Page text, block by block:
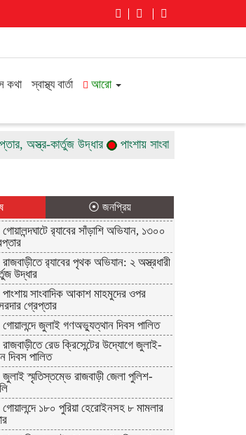
কথা স্বাস্থ্য বার্তা আরো
অস্ত্র-কার্তুজ উদ্ধার পাংশায় সাংবাদিক আকাশ মাহমুদের
⦿ জনপ্রিয়
গোয়ালন্দঘাটে র‌্যাবের সাঁড়াশি অভিযান, ১৩০০
রাজবাড়ীতে র‌্যাবের পৃথক অভিযান: ২ অস্ত্রধারী
উদ্ধার
পাংশায় সাংবাদিক আকাশ মাহমুদের ওপর
গ্রেপ্তার
গোয়ালন্দে জুলাই গণঅভ্যুত্থান দিবস পালিত
রাজবাড়ীতে রেড ক্রিসেন্টের উদ্যোগে জুলাই-
পালিত
জুলাই স্মৃতিস্তম্ভে রাজবাড়ী জেলা পুলিশ-
গোয়ালন্দে ১৮০ পুরিয়া হেরোইনসহ ৮ মামলার